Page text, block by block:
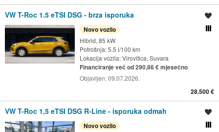
VW T-Roc 1.5 eTSI DSG - brza isporuka
Novo vozilo
Hibrid, 85 kW
Potrošnja: 5.5 l/100 km
Lokacija vozila:Virovitica, Suvara
Financiranje već od 290,86 € mjesečno
Objavljen:09.07.2026.
28.500 €
VW T-Roc 1,5 eTSI DSG R-Line - isporuka odmah
Novo vozilo